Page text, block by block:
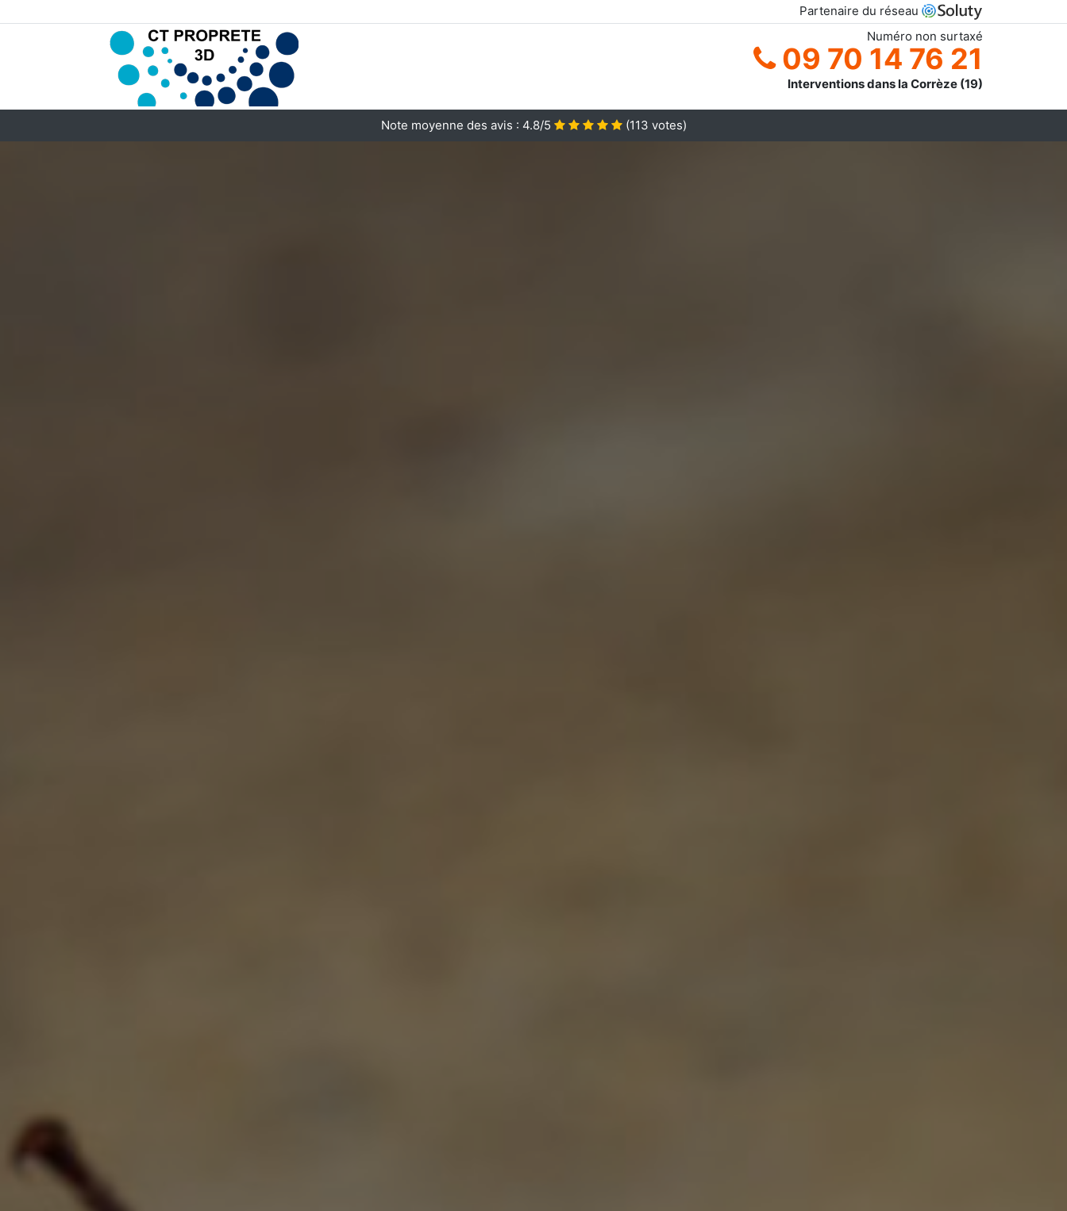
Partenaire du réseau
Numéro non surtaxé
09 70 14 76 21
Interventions dans la Corrèze (19)
Note moyenne des avis : 4.8/5 (113 votes)